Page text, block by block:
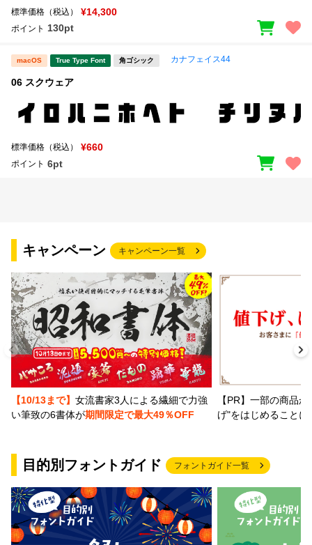
標準価格（税込） ¥14,300
ポイント 130pt
macOS True Type Font 角ゴシック カナフェイス44
06 スクウェア
標準価格（税込） ¥660
ポイント 6pt
キャンペーン キャンペーン一覧
【10/13まで】 女流書家3人による繊細で力強
い筆致の6書体が期間限定で最大49％OFF
【PR】一部の商品
げ"をはじめること
目的別フォントガイド フォントガイド一覧